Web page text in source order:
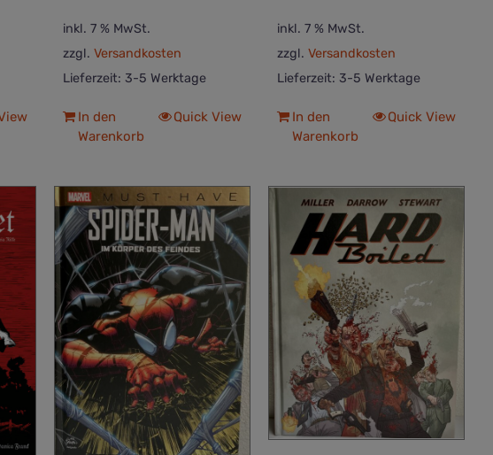
inkl. 7 % MwSt.
zzgl.Versandkosten
Lieferzeit: 3-5 Werktage
In den
Warenkorb
Quick View
inkl. 7 % MwSt.
zzgl.Versandkosten
Lieferzeit: 3-5 Werktage
In den
Warenkorb
Quick View